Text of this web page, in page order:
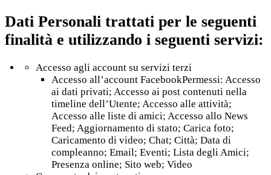
Dati Personali trattati per le seguenti
finalità e utilizzando i seguenti servizi:
Accesso agli account su servizi terzi
Accesso all’account FacebookPermessi: Accesso
ai dati privati; Accesso ai post contenuti nella
timeline dell’Utente; Accesso alle attività;
Accesso alle liste di amici; Accesso allo News
Feed; Aggiornamento di stato; Carica foto;
Caricamento di video; Chat; Città; Data di
compleanno; Email; Eventi; Lista degli Amici;
Presenza online; Sito web; Video